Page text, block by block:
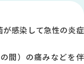
感染して急性の炎症
間）の痛みなどを伴